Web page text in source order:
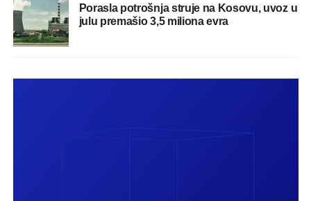
Porasla potrošnja struje na Kosovu, uvoz u
julu premašio 3,5 miliona evra